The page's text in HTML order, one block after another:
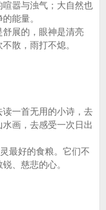
嚣与浊气；大自然也
能量。
展的，眼神是清亮
散，雨打不熄。
一首无用的小诗，去
画，去感受一次日出
最好的食粮。它们不
、慈悲的心。